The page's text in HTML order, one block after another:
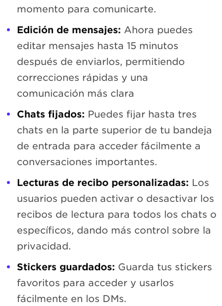
momento para comunicarte.
Edición de mensajes: Ahora puedes
editar mensajes hasta 15 minutos
después de enviarlos, permitiendo
correcciones rápidas y una
comunicación más clara
Chats fijados: Puedes fijar hasta tres
chats en la parte superior de tu bandeja
de entrada para acceder fácilmente a
conversaciones importantes.
Lecturas de recibo personalizadas: Los
usuarios pueden activar o desactivar los
recibos de lectura para todos los chats o
específicos, dando más control sobre la
privacidad.
Stickers guardados: Guarda tus stickers
favoritos para acceder y usarlos
fácilmente en los DMs.